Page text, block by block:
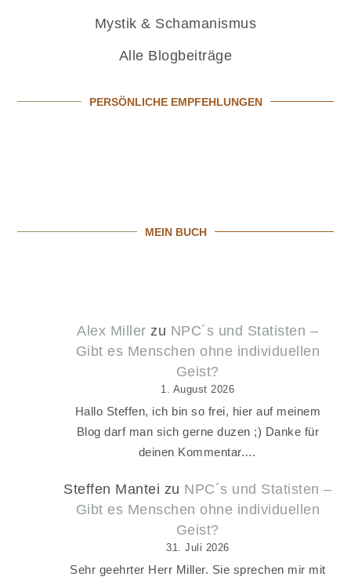
Mystik & Schamanismus
Alle Blogbeiträge
PERSÖNLICHE EMPFEHLUNGEN
MEIN BUCH
Alex Miller zu NPC´s und Statisten –
Gibt es Menschen ohne individuellen
Geist?
1. August 2026
Hallo Steffen, ich bin so frei, hier auf meinem
Blog darf man sich gerne duzen ;) Danke für
deinen Kommentar.…
Steffen Mantei zu NPC´s und Statisten –
Gibt es Menschen ohne individuellen
Geist?
31. Juli 2026
Sehr geehrter Herr Miller. Sie sprechen mir mit